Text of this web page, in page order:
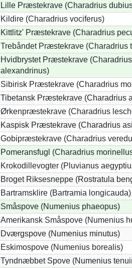
Lille Præstekrave (Charadrius
Kildire (Charadrius vociferus)
Kittlitz' Præstekrave (Charadrius
Trebåndet Præstekrave (Charadrius
Hvidbrystet Præstekrave (Charadrius
alexandrinus)
Sibirisk Præstekrave (Charadrius
Tibetansk Præstekrave (Charadrius
Ørkenpræstekrave (Charadrius
Kaspisk Præstekrave (Charadrius
Gobipræstekrave (Charadrius
Pomeransfugl (Charadrius
Krokodillevogter (Pluvianus
Broget Riksesneppe (Rostratula
Bartramsklire (Bartramia longicauda)
Småspove (Numenius phaeopus)
Amerikansk Småspove (Numenius
Dværgspove (Numenius minutus)
Eskimospove (Numenius borealis)
Tyndnæbbet Spove (Numenius